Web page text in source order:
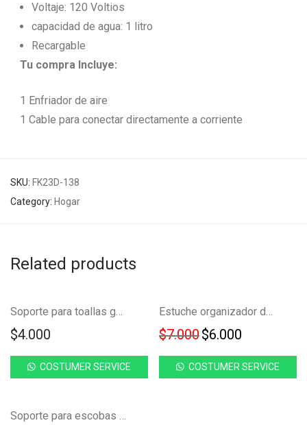
Voltaje: 120 Voltios
capacidad de agua: 1 litro
Recargable
Tu compra Incluye:
1 Enfriador de aire
1 Cable para conectar directamente a corriente
SKU: FK23D-138
Category: Hogar
Related products
Soporte para toallas gancho adhesivo FK23C-13
$4.000
COSTUMER SERVICE
-
NUEVO!
14%
Estuche organizador de limpieza bucal ‘036
$7.000Original price
$6.000
COSTUMER SERVICE
Soporte para escobas traperos gancho adhesivo FK23C-18